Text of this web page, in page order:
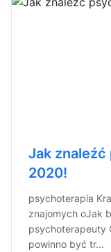
Jak
2020!
psychoterapia
znajomych oJak
psychoterapeuty
powinno być tr...